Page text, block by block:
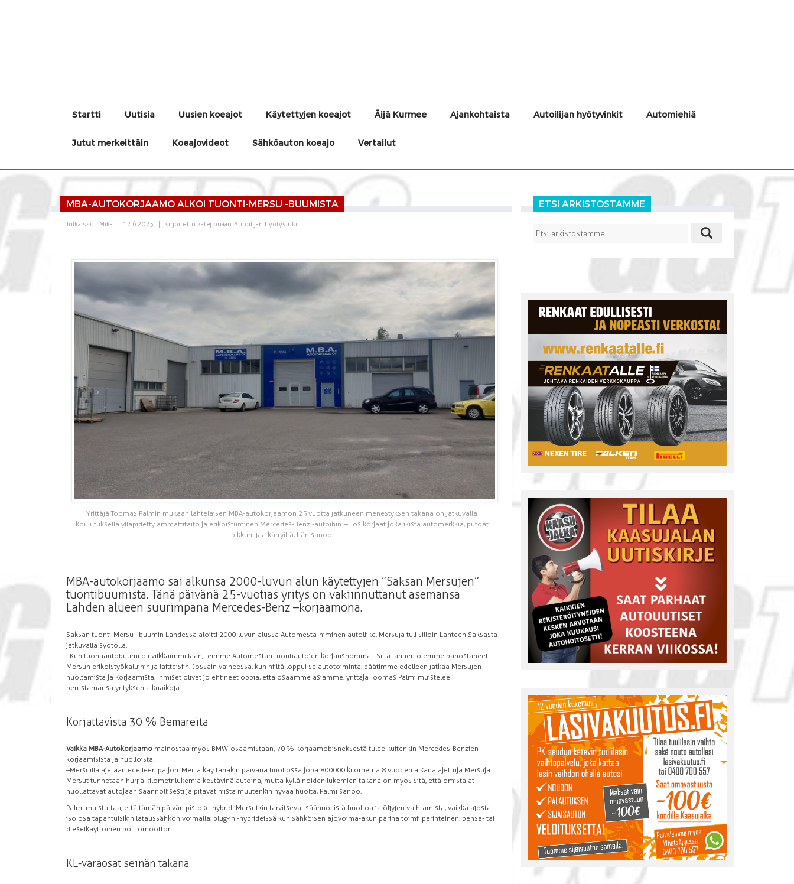
Startti Uutisia Uusien koeajot Käytettyjen koeajot Äijä Kurmee Ajankohtaista Autoilijan hyötyvinkit Automiehiä
Jutut merkeittäin Koeajovideot Sähköauton koeajo Vertailut
MBA-AUTOKORJAAMO ALKOI TUONTI-MERSU –BUUMISTA
Julkaissut: Mika 12.6.2025 Kirjoitettu kategoriaan:Autoilijan hyötyvinkit
Yrittäjä Toomas Palmin mukaan lahtelaisen MBA-autokorjaamon 25 vuotta jatkuneen menestyksen takana on jatkuvalla
koulutuksella ylläpidetty ammattitaito ja erikoistuminen Mercedes-Benz -autoihin. – Jos korjaat joka ikistä automerkkiä, putoat
pikkuhiljaa kärryiltä, hän sanoo.
MBA-autokorjaamo sai alkunsa 2000-luvun alun käytettyjen ”Saksan Mersujen”
tuontibuumista. Tänä päivänä 25-vuotias yritys on vakiinnuttanut asemansa
Lahden alueen suurimpana Mercedes-Benz –korjaamona.
Saksan tuonti-Mersu –buumin Lahdessa aloitti 2000-luvun alussa Automesta-niminen autoliike. Mersuja tuli silloin Lahteen Saksasta
jatkuvalla syötöllä.
–Kun tuontiautobuumi oli vilkkaimmillaan, teimme Automestan tuontiautojen korjaushommat. Siitä lähtien olemme panostaneet
Mersun erikoistyökaluihin ja laitteisiin. Jossain vaiheessa, kun niiltä loppui se autotoiminta, päätimme edelleen jatkaa Mersujen
huoltamista ja korjaamista. Ihmiset olivat jo ehtineet oppia, että osaamme asiamme, yrittäjä Toomas Palmi muistelee
perustamansa yrityksen alkuaikoja.
Korjattavista 30 % Bemareita
Vaikka MBA-Autokorjaamo mainostaa myös BMW-osaamistaan, 70 % korjaamobisneksestä tulee kuitenkin Mercedes-Benzien
korjaamisista ja huolloista.
–Mersuilla ajetaan edelleen paljon. Meillä käy tänäkin päivänä huollossa jopa 800 000 kilometriä 8 vuoden aikana ajettuja Mersuja.
Mersut tunnetaan hurjia kilometrilukemia kestävinä autoina, mutta kyllä noiden lukemien takana on myös sitä, että omistajat
huollattavat autojaan säännöllisesti ja pitävät niistä muutenkin hyvää huolta, Palmi sanoo.
Palmi muistuttaa, että tämän päivän pistoke-hybridi Mersutkin tarvitsevat säännöllistä huoltoa ja öljyjen vaihtamista, vaikka ajosta
iso osa tapahtuisikin lataussähkön voimalla: plug-in -hybrideissä kun sähköisen ajovoima-akun parina toimii perinteinen, bensa- tai
dieselkäyttöinen polttomoottori.
KL-varaosat seinän takana
ETSI ARKISTOSTAMME